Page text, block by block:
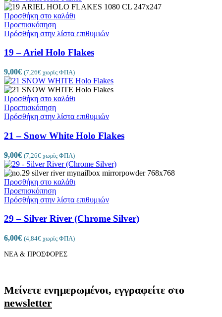
Προσθήκη στο καλάθι
Προεπισκόπηση
Πρόσθήκη στην λίστα επιθυμιών
19 – Ariel Holo Flakes
9,00€ (7,26€ χωρίς ΦΠΑ)
Προσθήκη στο καλάθι
Προεπισκόπηση
Πρόσθήκη στην λίστα επιθυμιών
21 – Snow White Holo Flakes
9,00€ (7,26€ χωρίς ΦΠΑ)
Προσθήκη στο καλάθι
Προεπισκόπηση
Πρόσθήκη στην λίστα επιθυμιών
29 – Silver River (Chrome Silver)
6,00€ (4,84€ χωρίς ΦΠΑ)
ΝΕΑ & ΠΡΟΣΦΟΡΕΣ
Μείνετε ενημερωμένοι, εγγραφείτε στο
newsletter